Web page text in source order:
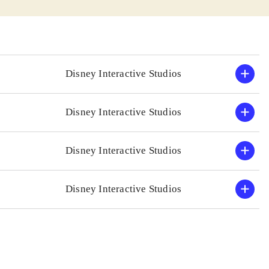
mikrofon og
de andre.
30 numre kan
Demi Lovato.
Disney Interactive Studios
Disney Interactive Studios
Disney Interactive Studios
Disney Interactive Studios